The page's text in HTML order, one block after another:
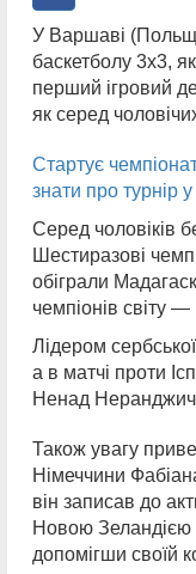
У Варшаві
баскетболу 3х3,
перший ігровий
як серед
Стартує
знати про турнір
Серед чоловіків
Шестиразові
обіграли
чемпіонів світу
Лідером
а в матчі проти
Ненад
Також увагу
Німеччини
він записав до
Новою Зеландією
допомігши своїй